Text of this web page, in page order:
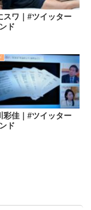
スワ｜#ツイッター
ド
彩佳｜#ツイッター
ド